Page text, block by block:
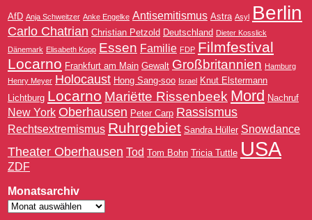
AfD Anja Schweitzer Anke Engelke Antisemitismus Astra Asyl Berlin
Carlo Chatrian Christian Petzold Deutschland Dieter Kosslick
Dänemark Elisabeth Kopp Essen Familie FDP Filmfestival
Locarno Frankfurt am Main Gewalt Großbritannien Hamburg
Henry Meyer Holocaust Hong Sang-soo Israel Knut Elstermann
Lichtburg Locarno Mariëtte Rissenbeek Mord Nachruf
New York Oberhausen Peter Carp Rassismus
Rechtsextremismus Ruhrgebiet Sandra Hüller Snowdance
Theater Oberhausen Tod Tom Bohn Tricia Tuttle USA
ZDF
Monatsarchiv